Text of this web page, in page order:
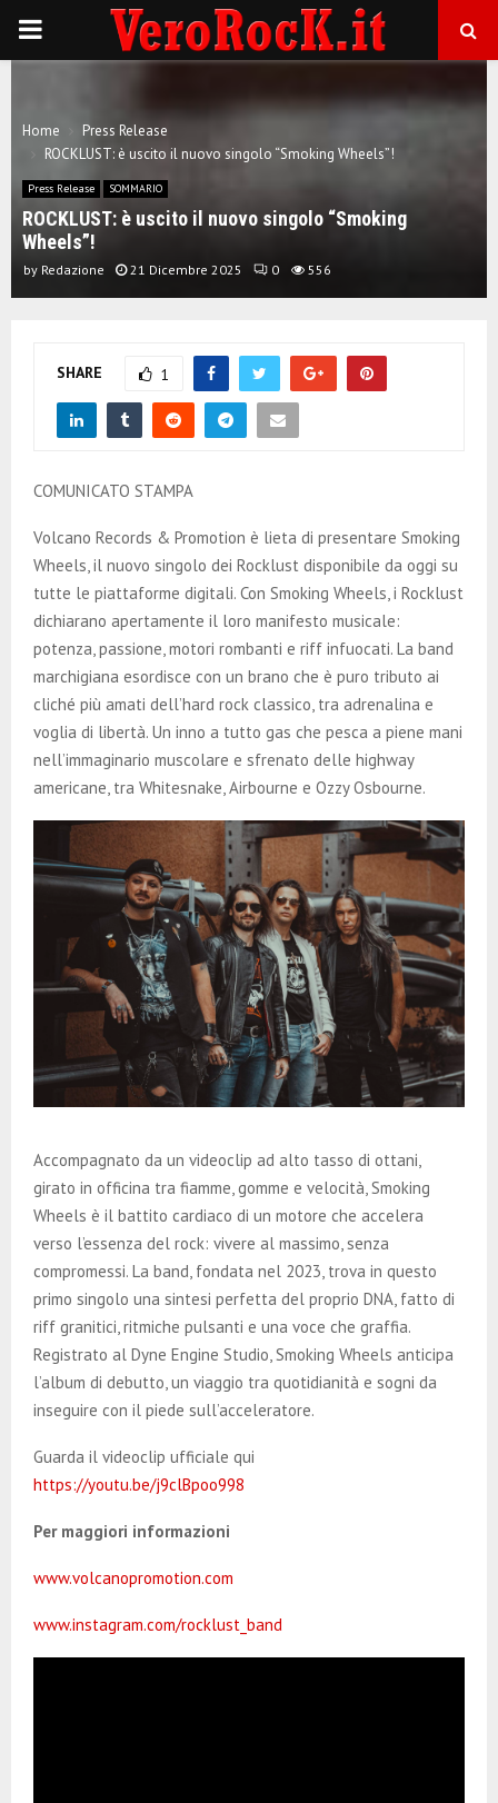
P
M
A
N
U
Home
Press Release
ROCKLUST: è uscito il nuovo singolo “Smoking Wheels”!
Press Release SOMMARIO
ROCKLUST: è uscito il nuovo singolo “Smoking
Wheels”!
by Redazione 21 Dicembre 2025 0 556
SHARE 1
COMUNICATO STAMPA
Volcano Records & Promotion è lieta di presentare Smoking
Wheels, il nuovo singolo dei Rocklust disponibile da oggi su
tutte le piattaforme digitali. Con Smoking Wheels, i Rocklust
dichiarano apertamente il loro manifesto musicale:
potenza, passione, motori rombanti e riff infuocati. La band
marchigiana esordisce con un brano che è puro tributo ai
cliché più amati dell’hard rock classico, tra adrenalina e
voglia di libertà. Un inno a tutto gas che pesca a piene mani
nell’immaginario muscolare e sfrenato delle highway
americane, tra Whitesnake, Airbourne e Ozzy Osbourne.
Accompagnato da un videoclip ad alto tasso di ottani,
girato in officina tra fiamme, gomme e velocità, Smoking
Wheels è il battito cardiaco di un motore che accelera
verso l’essenza del rock: vivere al massimo, senza
compromessi. La band, fondata nel 2023, trova in questo
primo singolo una sintesi perfetta del proprio DNA, fatto di
riff granitici, ritmiche pulsanti e una voce che graffia.
Registrato al Dyne Engine Studio, Smoking Wheels anticipa
l’album di debutto, un viaggio tra quotidianità e sogni da
inseguire con il piede sull’acceleratore.
Guarda il videoclip ufficiale qui
https://youtu.be/j9clBpoo998
Per maggiori informazioni
www.volcanopromotion.com
www.instagram.com/rocklust_band